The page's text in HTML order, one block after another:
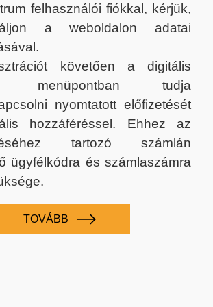
felhasználói fiókkal, kérjük,
a weboldalon adatai
követően a digitális
menüpontban tudja
nyomtatott előfizetését
hozzáféréssel. Ehhez az
tartozó számlán
ügyfélkódra és számlaszámra
TOVÁBB